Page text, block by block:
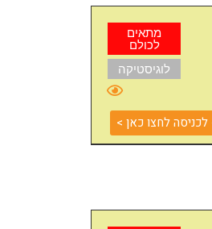
מתאים
לכולם
לוגיסטיקה
לחצו כאן >